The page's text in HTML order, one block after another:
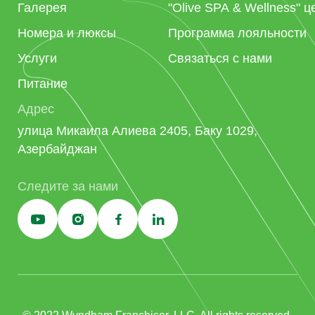
Галерея
Номера и люксы
Услуги
Питание
"Olive SPA & Wellness"
Программа лояльности
Связаться с нами
Адрес
улица Микаила Алиева 2405, Баку 1029,
Азербайджан
Следите за нами